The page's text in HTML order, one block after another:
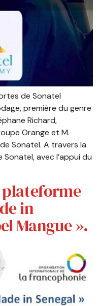
de Sonatel
première du genre
Richard,
Orange et M.
Sonatel. A travers la
avec l’appui du
plateforme
in
Mangue ».